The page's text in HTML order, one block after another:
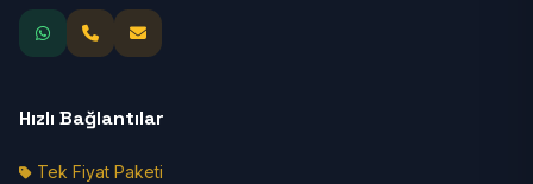
Hızlı Bağlantılar
Tek Fiyat Paketi